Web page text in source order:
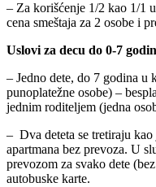
– Za korišćenje 1/2 kao 1/1
cena smeštaja za 2 osobe i
Uslovi za decu do 0-7
– Jedno dete, do 7 godina u
punoplatežne osobe) –
jednim roditeljem (jedna
– Dva deteta se tretiraju kao
apartmana bez prevoza. U
prevozom za svako dete
autobuske karte.